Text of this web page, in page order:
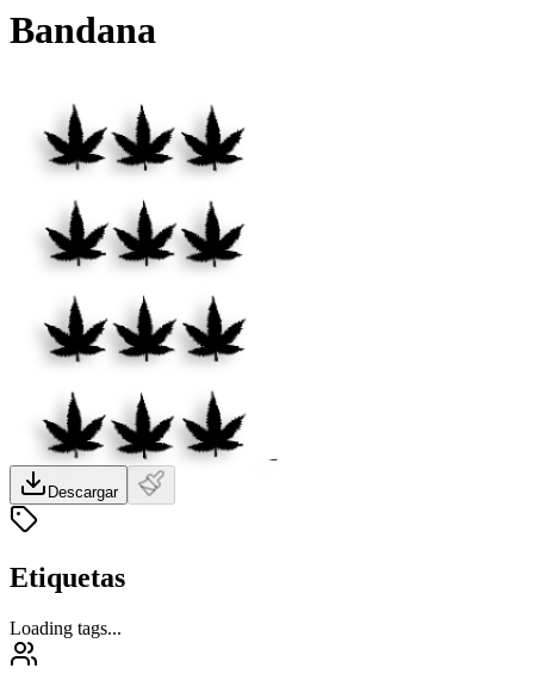
Bandana
Descargar
Etiquetas
Loading tags...